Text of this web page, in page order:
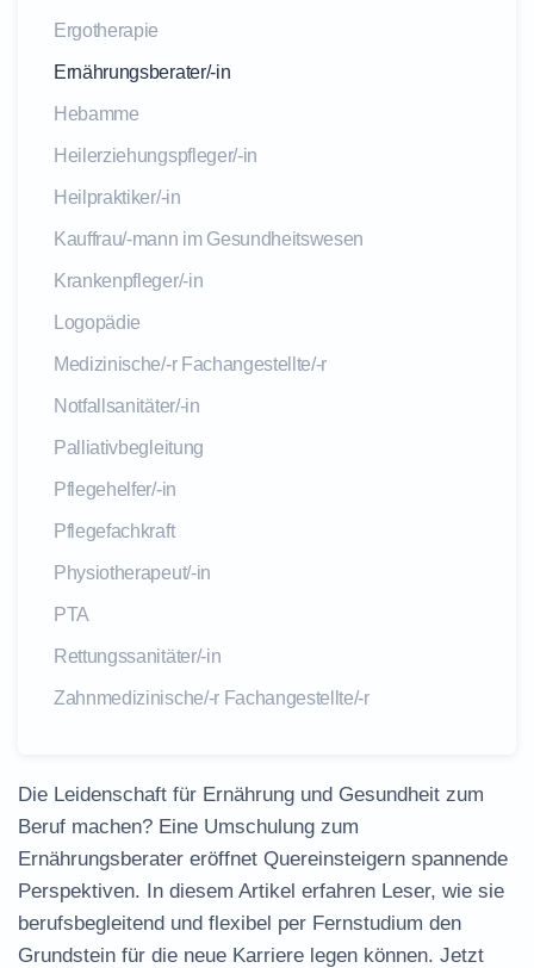
Ergotherapie
Ernährungsberater/-in
Hebamme
Heilerziehungspfleger/-in
Heilpraktiker/-in
Kauffrau/-mann im Gesundheitswesen
Krankenpfleger/-in
Logopädie
Medizinische/-r Fachangestellte/-r
Notfallsanitäter/-in
Palliativbegleitung
Pflegehelfer/-in
Pflegefachkraft
Physiotherapeut/-in
PTA
Rettungssanitäter/-in
Zahnmedizinische/-r Fachangestellte/-r
Die Leidenschaft für Ernährung und Gesundheit zum
Beruf machen? Eine Umschulung zum
Ernährungsberater eröffnet Quereinsteigern spannende
Perspektiven. In diesem Artikel erfahren Leser, wie sie
berufsbegleitend und flexibel per Fernstudium den
Grundstein für die neue Karriere legen können. Jetzt